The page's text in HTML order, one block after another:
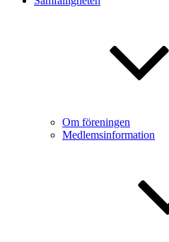
Om föreningen
Medlemsinformation